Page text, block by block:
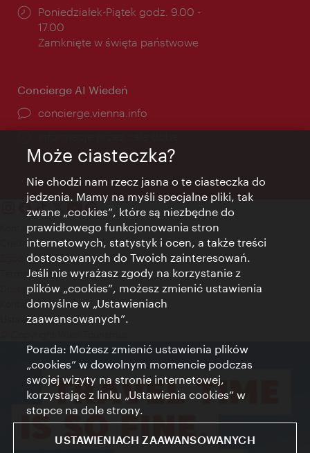
Godziny
otwarcia:
Poniedziałek-Piątek godz. 9.00 -
17.00
Zamknięte w święta państwowe
Concierge AI Wiedeń
concierge.vienna.info
Kontakt
Credits
Zgoda na przetwarzanie danych osobowych
Terms of Use
Dostępność
Kontakt prasowy
Ustawienia cookies
Może ciasteczka?
Nie chodzi nam rzecz jasna o te ciasteczka do
jedzenia. Mamy na myśli specjalne pliki, tak
zwane „cookies”, które są niezbędne do
prawidłowego funkcjonowania stron
internetowych, statystyk i ocen, a także treści
dostosowanych do Twoich zainteresowań.
Jeśli nie wyrażasz zgody na korzystanie z
plików „cookies”, możesz zmienić ustawienia
domyślne w „Ustawieniach
zaawansowanych”.
Porada: Możesz zmienić ustawienia plików
„cookies” w dowolnym momencie podczas
swojej wizyty na stronie internetowej,
korzystając z linku „Ustawienia cookies” w
stopce na dole strony.
USTAWIENIACH ZAAWANSOWANYCH